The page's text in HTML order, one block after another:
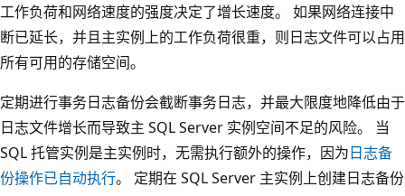
工作负荷和网络速度的强度决定了增长速度。 如果网络连接中
断已延长，并且主实例上的工作负荷很重，则日志文件可以占用
所有可用的存储空间。
定期进行事务日志备份会截断事务日志，并最大限度地降低由于
日志文件增长而导致主 SQL Server 实例空间不足的风险。 当
SQL 托管实例是主实例时，无需执行额外的操作，因为日志备
份操作已自动执行。 定期在 SQL Server 主实例上创建日志备份